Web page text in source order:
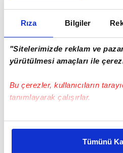
Rıza Bilgiler
"Sitelerimizde reklam ve
yürütülmesi amaçları ile
Bu çerezler, kullanıcıların
tanımlayarak çalışırlar.
Bu çerezlere izin vermeniz
daha iyi reklam deneyimi
Tümünü
Demet Özdemir'in
Tam 63 bin 495 TL olan
siyah çizmeleri de yine bir